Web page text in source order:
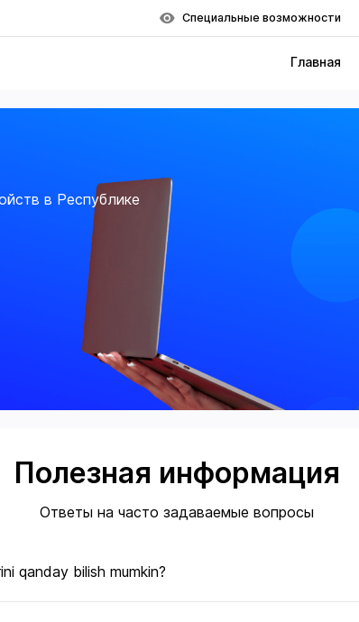
Специальные возможности
Главная
в Республике
Полезная информация
Ответы на часто задаваемые вопросы
qanday bilish mumkin?